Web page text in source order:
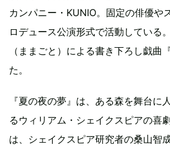
カンパニー・KUNIO。固定の俳優や
ロデュース公演形式で活動している
（ままごと）による書き下ろし戯曲
た。
『夏の夜の夢』は、ある森を舞台に
るウィリアム・シェイクスピアの喜
は、シェイクスピア研究者の桑山智